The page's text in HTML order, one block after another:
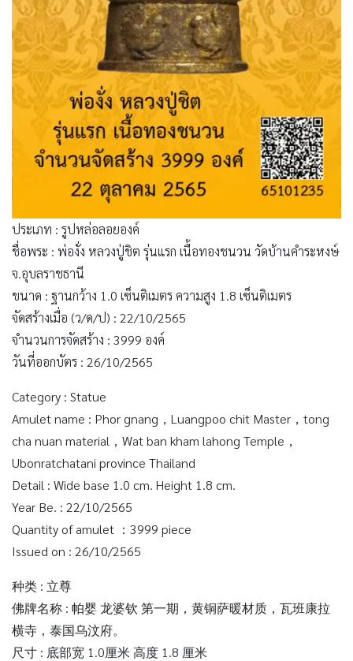
ประเภท : รูปหล่อลอยองค์
ชื่อพระ : พ่องั่ง หลวงปู่ชิต รุ่นแรก เนื้อทองชนวน วัดบ้านคำระหงษ์
จ.อุบลราชธานี
ขนาด : ฐานกว้าง 1.0 เซ็นติเมตร ความสูง 1.8 เซ็นติเมตร
จัดสร้างเมื่อ (ว/ด/ป) : 22/10/2565
จำนวนการจัดสร้าง : 3999 องค์
วันที่ออกบัตร : 26/10/2565
Category : Statue
Amulet name : Phor gnang，Luangpoo chit Master，tong
cha nuan material，Wat ban kham lahong Temple，
Ubonratchatani province Thailand
Detail : Wide base 1.0 cm. Height 1.8 cm.
Year Be. : 22/10/2565
Quantity of amulet ：3999 piece
Issued on : 26/10/2565
种类 : 立尊
佛牌名称 : 帕婴 龙婆钦 第一期，黄铜萨暖材质，瓦班康拉
横寺，泰国乌汶府。
尺寸 : 底部宽 1.0厘米 高度 1.8 厘米